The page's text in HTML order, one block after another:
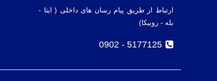
ارتباط از طریق پیام رسان های داخلی ( ایتا -
بله - روبیکا)
5177125 - 0902